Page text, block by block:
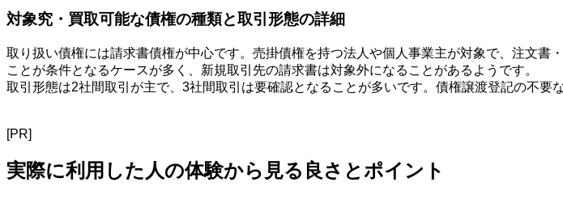
対象究・買取可能な債権の種類と取引形態の詳細
取り扱い債権には請求書債権が中心です。売掛債権を持つ法人や個人事業主が対象で、注文
ことが条件となるケースが多く、新規取引先の請求書は対象外になることがあるようです。
取引形態は2社間取引が主で、3社間取引は要確認となることが多いです。債権譲渡登記の不要
[PR]
実際に利用した人の体験から見る良さとポイント